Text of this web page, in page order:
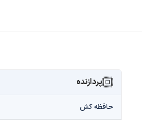
پردازنده
حافظه کش